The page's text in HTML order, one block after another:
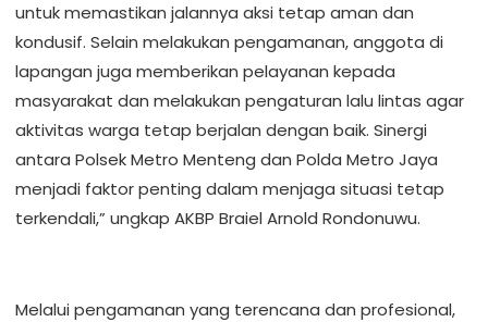
untuk memastikan jalannya aksi tetap aman dan
kondusif. Selain melakukan pengamanan, anggota di
lapangan juga memberikan pelayanan kepada
masyarakat dan melakukan pengaturan lalu lintas agar
aktivitas warga tetap berjalan dengan baik. Sinergi
antara Polsek Metro Menteng dan Polda Metro Jaya
menjadi faktor penting dalam menjaga situasi tetap
terkendali,” ungkap AKBP Braiel Arnold Rondonuwu.
Melalui pengamanan yang terencana dan profesional,